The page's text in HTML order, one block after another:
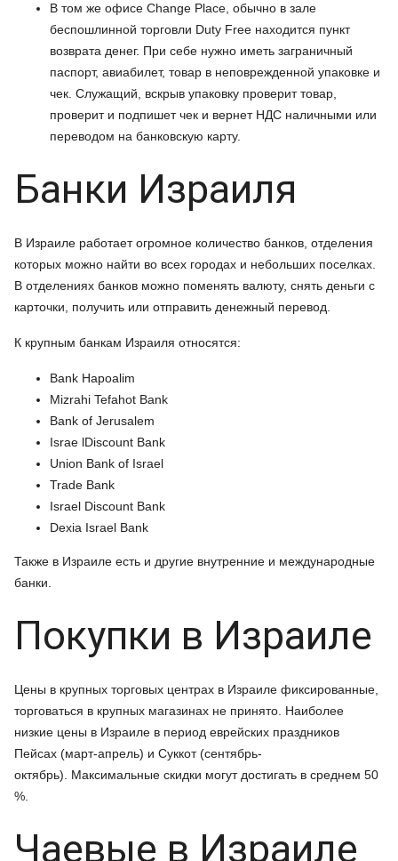
В том же офисе Change Place, обычно в зале
беспошлинной торговли Duty Free находится пункт
возврата денег. При себе нужно иметь заграничный
паспорт, авиабилет, товар в неповрежденной упаковке и
чек. Служащий, вскрыв упаковку проверит товар,
проверит и подпишет чек и вернет НДС наличными или
переводом на банковскую карту.
Банки Израиля
В Израиле работает огромное количество банков, отделения
которых можно найти во всех городах и небольших поселках.
В отделениях банков можно поменять валюту, снять деньги с
карточки, получить или отправить денежный перевод.
К крупным банкам Израиля относятся:
Bank Hapoalim
Mizrahi Tefahot Bank
Bank of Jerusalem
Israe lDiscount Bank
Union Bank of Israel
Trade Bank
Israel Discount Bank
Dexia Israel Bank
Также в Израиле есть и другие внутренние и международные
банки.
Покупки в Израиле
Цены в крупных торговых центрах в Израиле фиксированные,
торговаться в крупных магазинах не принято. Наиболее
низкие цены в Израиле в период еврейских праздников
Пейсах (март-апрель) и Суккот (сентябрь-
октябрь). Максимальные скидки могут достигать в среднем 50
%.
Чаевые в Израиле